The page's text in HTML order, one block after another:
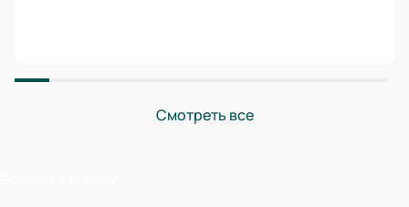
Смотреть все